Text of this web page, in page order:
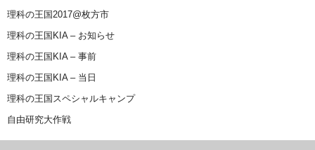
理科の王国2017@枚方市
理科の王国KIA – お知らせ
理科の王国KIA – 事前
理科の王国KIA – 当日
理科の王国スペシャルキャンプ
自由研究大作戦